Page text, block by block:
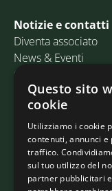
Notizie e contatti
Diventa associato
News & Eventi
Contatti
Email:
PEC:
Indirizzo: Via delle
30175 Marghera
Questo sito
cookie
Utilizziamo i cookie
contenuti, annunci
traffico.
sul tuo utilizzo del
partner pubblicitari